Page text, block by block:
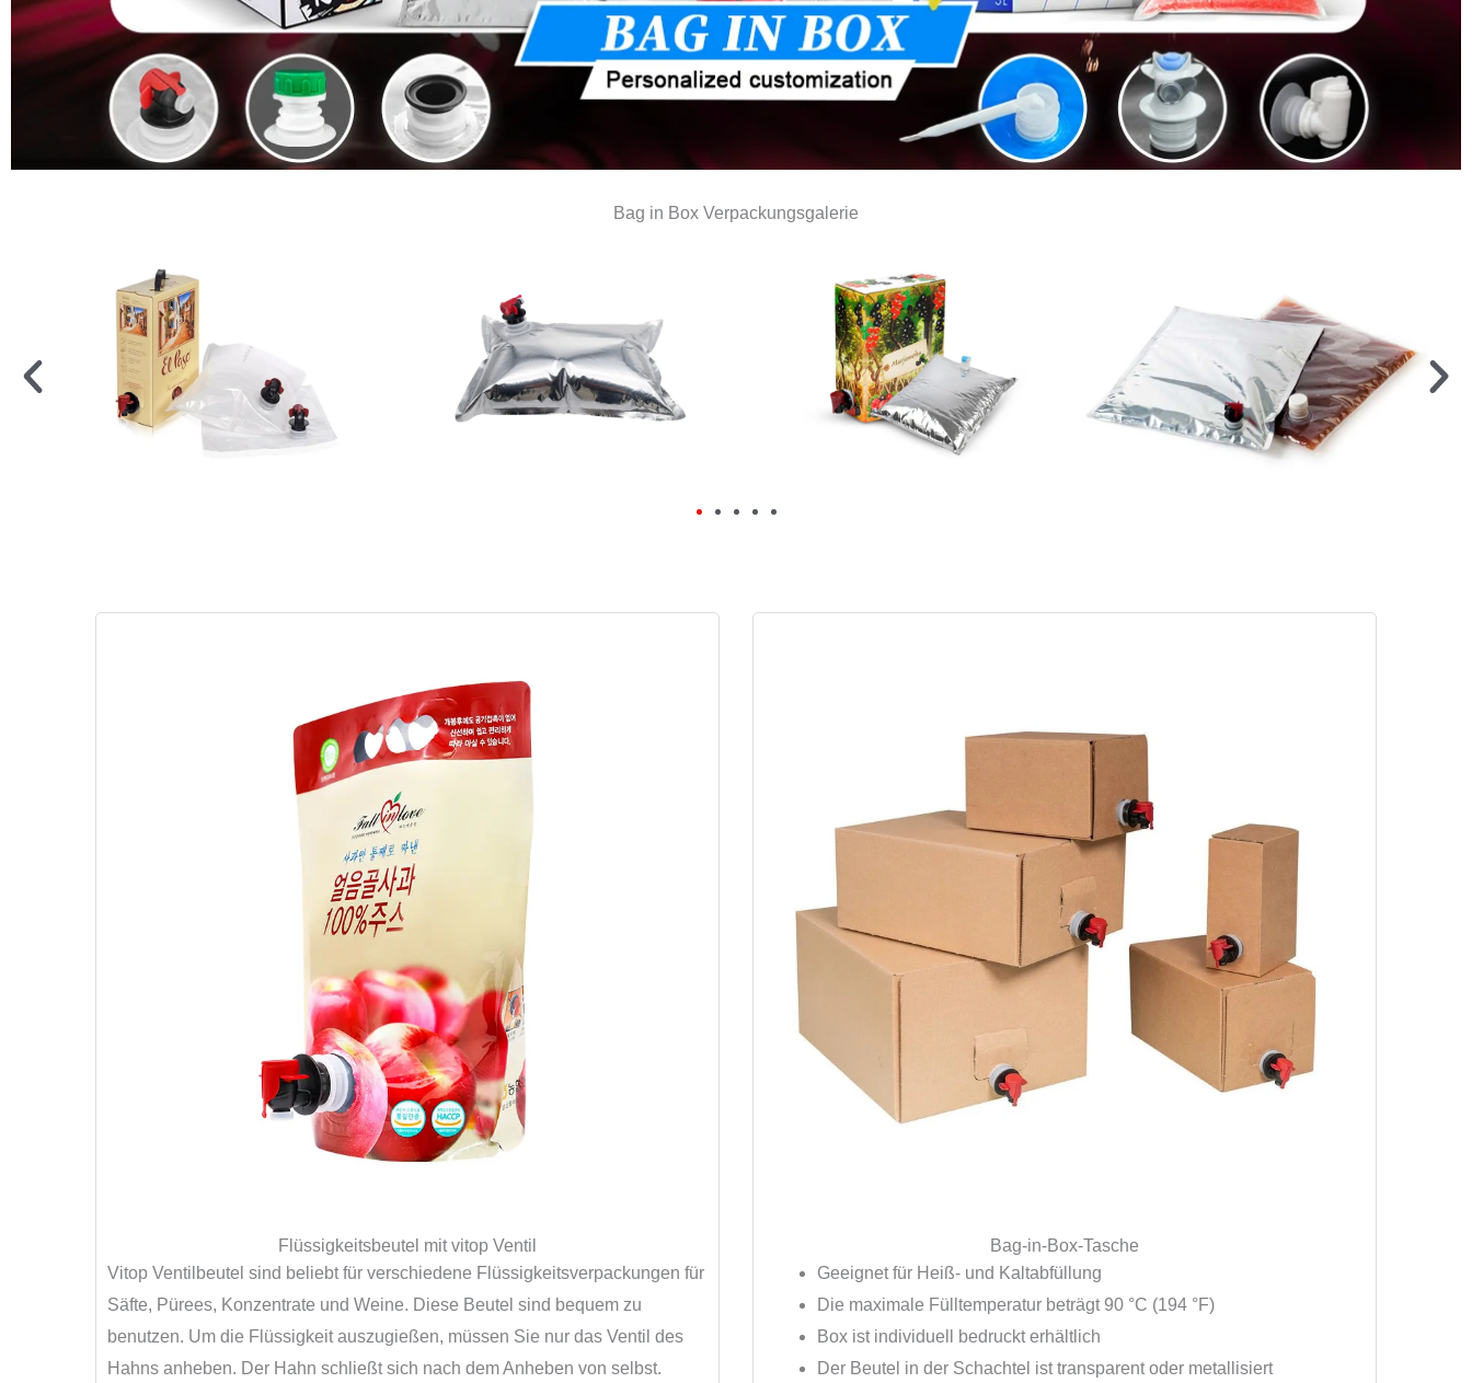
Bag in Box Verpackungsgalerie
Flüssigkeitsbeutel mit vitop Ventil
Vitop Ventilbeutel sind beliebt für verschiedene Flüssigkeitsverpackungen für
Säfte, Pürees, Konzentrate und Weine. Diese Beutel sind bequem zu
benutzen. Um die Flüssigkeit auszugießen, müssen Sie nur das Ventil des
Hahns anheben. Der Hahn schließt sich nach dem Anheben von selbst.
Bag-in-Box-Tasche
Geeignet für Heiß- und Kaltabfüllung
Die maximale Fülltemperatur beträgt 90 °C (194 °F)
Box ist individuell bedruckt erhältlich
Der Beutel in der Schachtel ist transparent oder metallisiert